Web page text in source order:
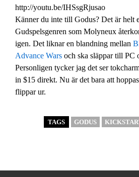
http://youtu.be/IHSsgRjusao
Känner du inte till Godus? Det är helt
Gudspelsgenren som Molyneux
igen. Det liknar en blandning mellan
Advance Wars och ska släppar till PC
Personligen tycker jag det ser
in $15 direkt. Nu är det bara att
flippar ur.
TAGS GODUS